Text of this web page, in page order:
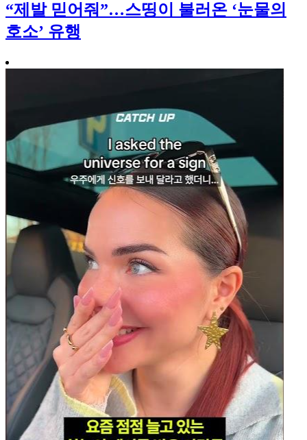
“제발 믿어줘”…스띵이 불러온 ‘눈물의
호소’ 유행